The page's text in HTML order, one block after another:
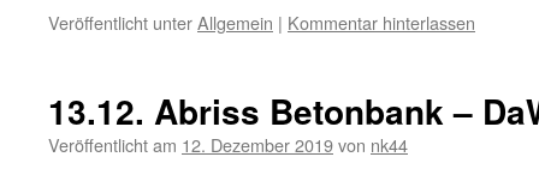
Veröffentlicht unterAllgemein | Kommentar hinterlassen
13.12. Abriss Betonbank –
Veröffentlicht am 12. Dezember 2019von nk44